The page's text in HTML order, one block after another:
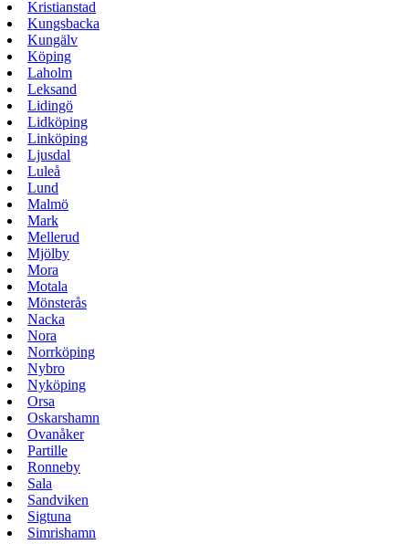
Kristianstad
Kungsbacka
Kungälv
Köping
Laholm
Leksand
Lidingö
Lidköping
Linköping
Ljusdal
Luleå
Lund
Malmö
Mark
Mellerud
Mjölby
Mora
Motala
Mönsterås
Nacka
Nora
Norrköping
Nybro
Nyköping
Orsa
Oskarshamn
Ovanåker
Partille
Ronneby
Sala
Sandviken
Sigtuna
Simrishamn